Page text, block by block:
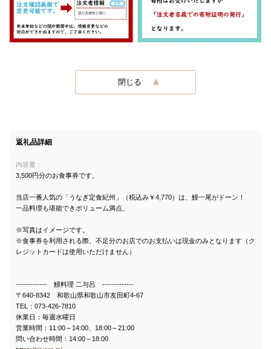
閉じる
返礼品詳細
内容量：
3,500円分のお食事券です。
当店一番人気の「うなぎ定食紀州」（税込み￥4,770）は、鰻一尾がドーン！
一品料理も堪能できボリューム満点。
※写真はイメージです。
※食事券を利用される際、不足分のお店でのお支払いは現金のみとなります（ク
レジットカードは使用いただけません）
------------- 鰻料理 二与呂 -------------
〒640-8342 和歌山県和歌山市友田町4-67
TEL：073-426-7810
休業日：毎週水曜日
営業時間：11:00～14:00、18:00～21:00
問い合わせ時間：14:00～18:00